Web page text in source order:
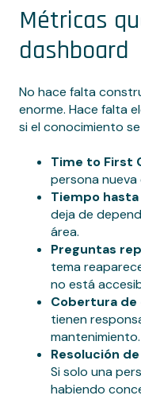
Métricas
dashboard
No hace falta
enorme. Hace falta
si el conocimiento
Time to First
persona
Tiempo
deja de
área.
Preguntas
tema
no está
Cobertura de
tienen
mantenimiento.
Resolución
Si solo una
habiendo